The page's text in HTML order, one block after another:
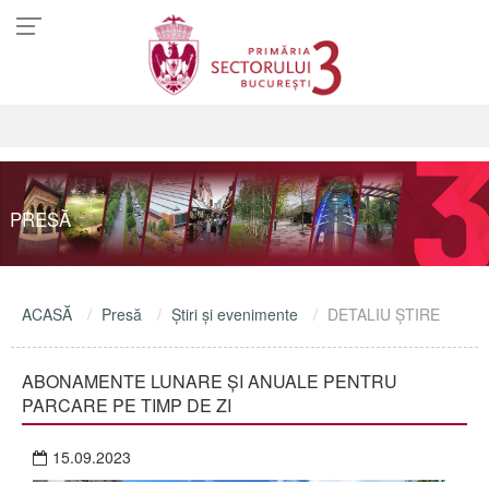
PRESĂ
ACASĂ Presă Ştiri şi evenimente DETALIU ŞTIRE
ABONAMENTE LUNARE ȘI ANUALE PENTRU
PARCARE PE TIMP DE ZI
15.09.2023